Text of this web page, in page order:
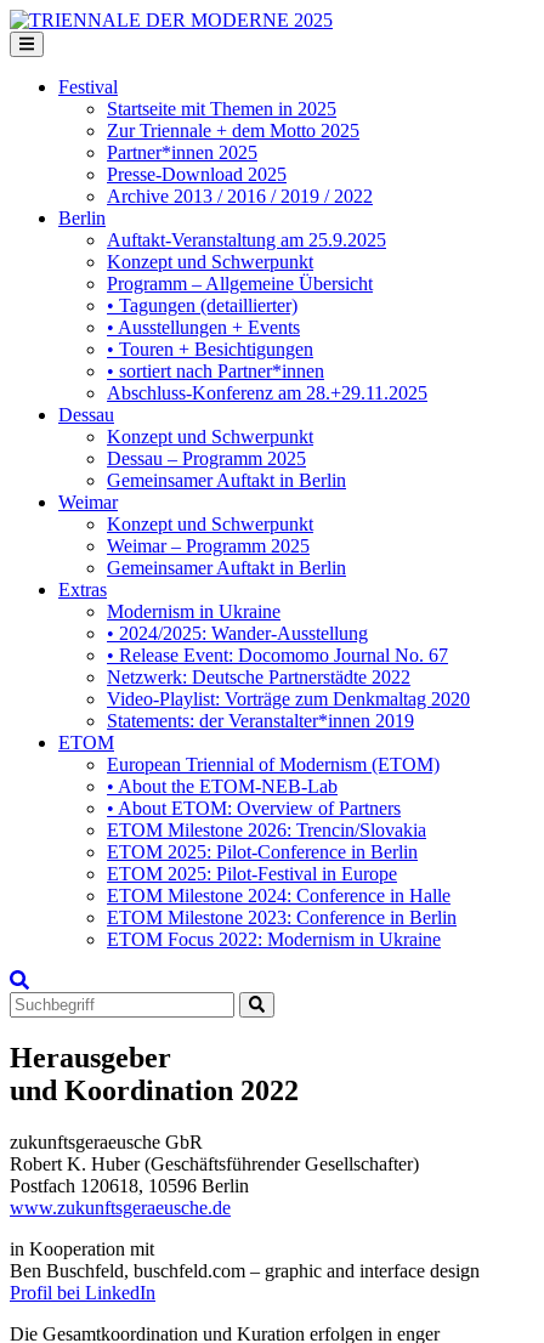
Festival
Startseite mit Themen in 2025
Zur Triennale + dem Motto 2025
Partner*innen 2025
Presse-Download 2025
Archive 2013 / 2016 / 2019 / 2022
Berlin
Auftakt-Veranstaltung am 25.9.2025
Konzept und Schwerpunkt
Programm – Allgemeine Übersicht
• Tagungen (detaillierter)
• Ausstellungen + Events
• Touren + Besichtigungen
• sortiert nach Partner*innen
Abschluss-Konferenz am 28.+29.11.2025
Dessau
Konzept und Schwerpunkt
Dessau – Programm 2025
Gemeinsamer Auftakt in Berlin
Weimar
Konzept und Schwerpunkt
Weimar – Programm 2025
Gemeinsamer Auftakt in Berlin
Extras
Modernism in Ukraine
• 2024/2025: Wander-Ausstellung
• Release Event: Docomomo Journal No. 67
Netzwerk: Deutsche Partnerstädte 2022
Video-Playlist: Vorträge zum Denkmaltag 2020
Statements: der Veranstalter*innen 2019
ETOM
European Triennial of Modernism (ETOM)
• About the ETOM-NEB-Lab
• About ETOM: Overview of Partners
ETOM Milestone 2026: Trencin/Slovakia
ETOM 2025: Pilot-Conference in Berlin
ETOM 2025: Pilot-Festival in Europe
ETOM Milestone 2024: Conference in Halle
ETOM Milestone 2023: Conference in Berlin
ETOM Focus 2022: Modernism in Ukraine
Search
for:
Herausgeber
und Koordination 2022
zukunftsgeraeusche GbR
Robert K. Huber (Geschäftsführender Gesellschafter)
Postfach 120618, 10596 Berlin
www.zukunftsgeraeusche.de
in Kooperation mit
Ben Buschfeld, buschfeld.com – graphic and interface design
Profil bei LinkedIn
Die Gesamtkoordination und Kuration erfolgen in enger